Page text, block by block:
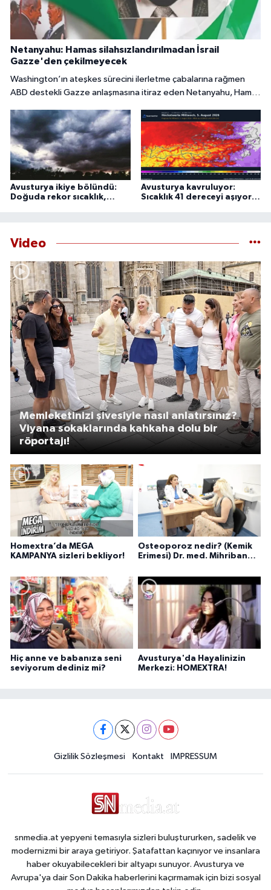
Netanyahu: Hamas silahsızlandırılmadan İsrail
Gazze'den çekilmeyecek
Washington’ın ateşkes sürecini ilerletme çabalarına rağmen
ABD destekli Gazze anlaşmasına itiraz eden Netanyahu, Hamas
çekilmeyeceğini söyledi.
Avusturya ikiye bölündü:
Doğuda rekor sıcaklık,
Avusturya kavruluyor:
Sıcaklık 41 dereceyi aşıyor,
Video
Homextra’da MEGA
KAMPANYA sizleri bekliyor!
Osteoporoz nedir? (Kemik
Erimesi) Dr. med. Mihriban
Memleketinizi şivesiyle nasıl anlatırsınız?
Viyana sokaklarında kahkaha dolu bir
röportajı!
Hiç anne ve babanıza seni
seviyorum dediniz mi?
Avusturya'da Hayalinizin
Merkezi: HOMEXTRA!
Gizlilik Sözleşmesi Kontakt IMPRESSUM
snmedia.at yepyeni temasıyla sizleri buluştururken, sadelik ve
modernizmi bir araya getiriyor. Şatafattan kaçınıyor ve insanlara
haber okuyabilecekleri bir altyapı sunuyor. Avusturya ve
Avrupa'ya dair Son Dakika haberlerini kaçırmamak için bizi sosyal